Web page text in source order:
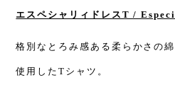
エスペシャリィドレスT /
格別なとろみ感ある柔らかさの
使用したTシャツ。